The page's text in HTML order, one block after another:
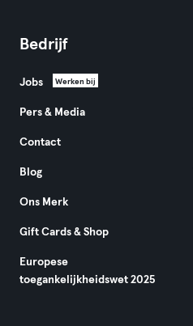
Bedrijf
Jobs Werken bij
Pers & Media
Contact
Blog
Ons Merk
Gift Cards & Shop
Europese
toegankelijkheidswet 2025